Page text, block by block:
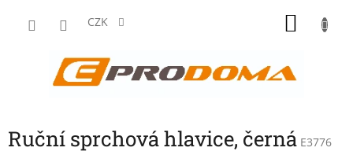
CZK
Ruční sprchová hlavice, černá E3776